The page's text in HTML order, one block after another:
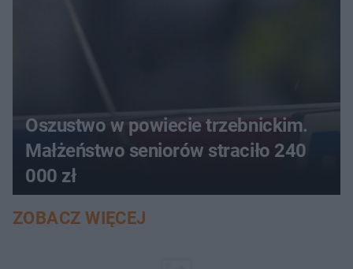
Oszustwo w powiecie trzebnickim.
Małżeństwo seniorów straciło 240
000 zł
ZOBACZ WIĘCEJ